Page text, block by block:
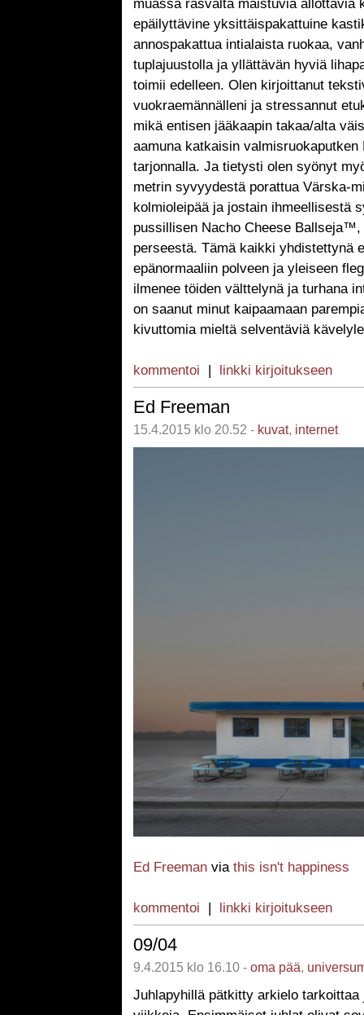
muassa rasvalta maistuvia ällöttäviä
epäilyttävine yksittäispakattuine
annospakattua intialaista ruokaa,
tuplajuustolla ja yllättävän hyviä
toimii edelleen. Olen kirjoittanut
vuokraemännälleni ja stressannut
mikä entisen jääkaapin takaa/alta
aamuna katkaisin
tarjonnalla. Ja tietysti olen syönyt
metrin syvyydestä porattua Värska-
kolmioleipää ja jostain ihmeellisestä
pussillisen Nacho Cheese
perseestä. Tämä kaikki yhdistettynä
epänormaaliin polveen ja yleiseen
ilmenee töiden välttelynä ja turhana
on saanut minut kaipaamaan
kivuttomia mieltä selventäviä
kommentoi | linkki kirjoitukseen
Ed Freeman
15.4.2015 klo 20.52 - kuvat, internet
Ed Freeman via this isn't happiness
kommentoi | linkki kirjoitukseen
09/04
9.4.2015 klo 16.10 - oma pää,
Juhlapyhillä pätkitty arkielo